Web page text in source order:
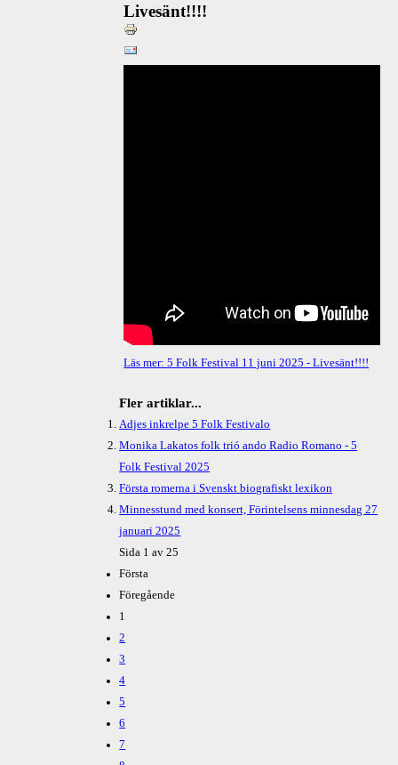
Livesänt!!!!
Läs mer: 5 Folk Festival 11 juni 2025 - Livesänt!!!!
Fler artiklar...
Adjes inkrelpe 5 Folk Festivalo
Monika Lakatos folk trió ando Radio Romano - 5
Folk Festival 2025
Första romerna i Svenskt biografiskt lexikon
Minnesstund med konsert, Förintelsens minnesdag 27
januari 2025
Sida 1 av 25
Första
Föregående
1
2
3
4
5
6
7